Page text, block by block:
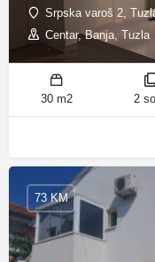
Srpska varoš 2,
Centar, Banja, Tuzla
30 m2 2
73 KM